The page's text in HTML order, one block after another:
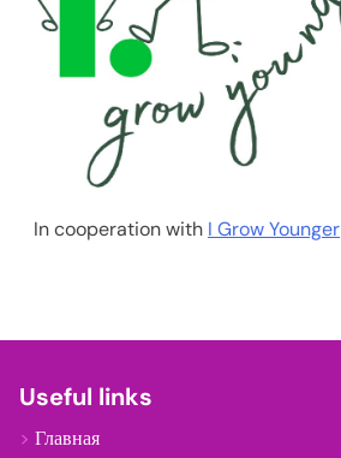
In cooperation with I Grow Younger
Useful links
Главная